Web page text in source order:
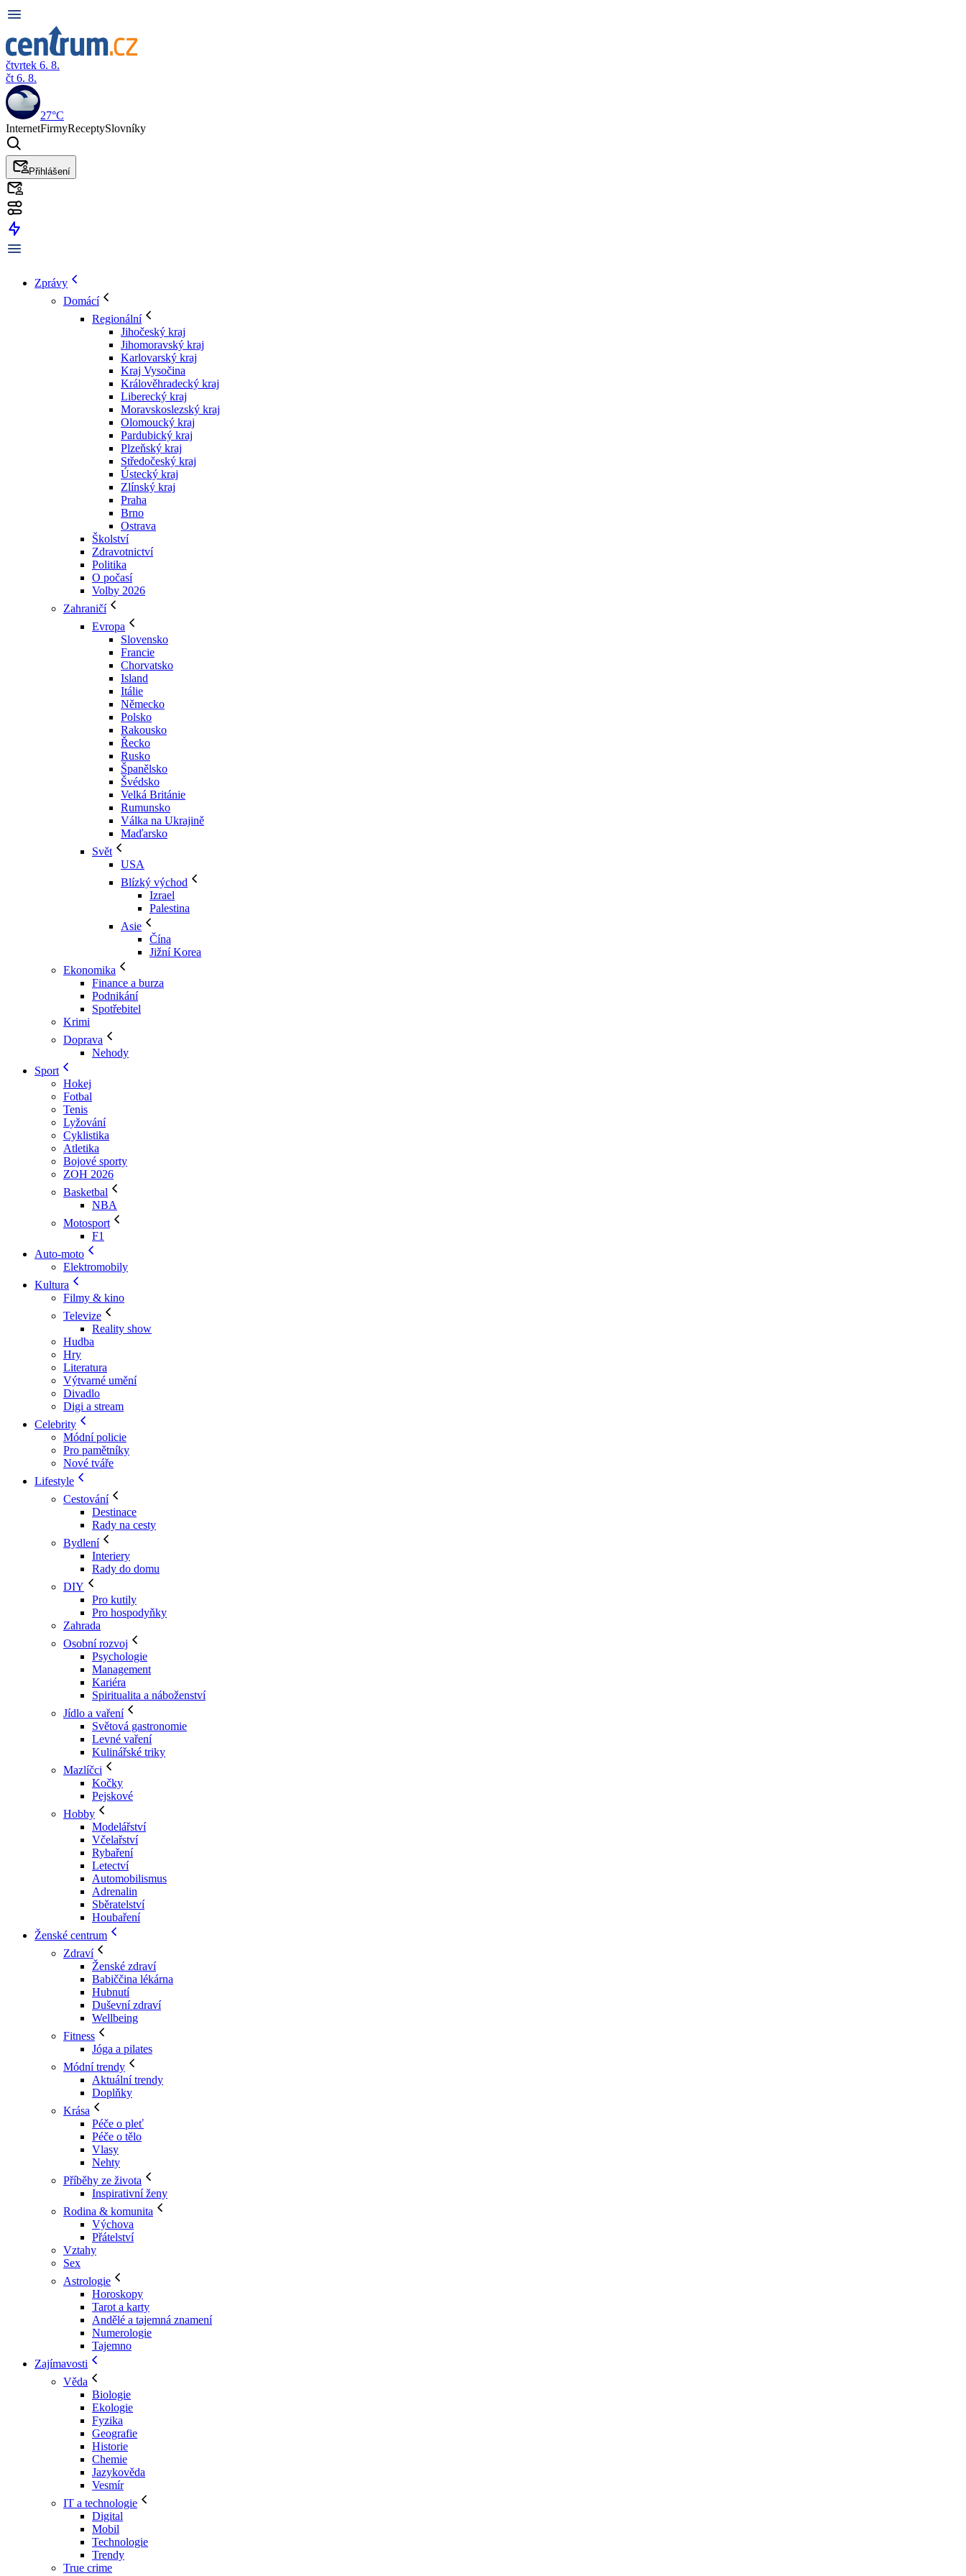
čtvrtek 6. 8.
čt 6. 8.
27°C
InternetFirmyReceptySlovníky
Přihlášení
Zprávy
Domácí
Regionální
Jihočeský kraj
Jihomoravský kraj
Karlovarský kraj
Kraj Vysočina
Králověhradecký kraj
Liberecký kraj
Moravskoslezský kraj
Olomoucký kraj
Pardubický kraj
Plzeňský kraj
Středočeský kraj
Ústecký kraj
Zlínský kraj
Praha
Brno
Ostrava
Školství
Zdravotnictví
Politika
O počasí
Volby 2026
Zahraničí
Evropa
Slovensko
Francie
Chorvatsko
Island
Itálie
Německo
Polsko
Rakousko
Řecko
Rusko
Španělsko
Švédsko
Velká Británie
Rumunsko
Válka na Ukrajině
Maďarsko
Svět
USA
Blízký východ
Izrael
Palestina
Asie
Čína
Jižní Korea
Ekonomika
Finance a burza
Podnikání
Spotřebitel
Krimi
Doprava
Nehody
Sport
Hokej
Fotbal
Tenis
Lyžování
Cyklistika
Atletika
Bojové sporty
ZOH 2026
Basketbal
NBA
Motosport
F1
Auto-moto
Elektromobily
Kultura
Filmy & kino
Televize
Reality show
Hudba
Hry
Literatura
Výtvarné umění
Divadlo
Digi a stream
Celebrity
Módní policie
Pro pamětníky
Nové tváře
Lifestyle
Cestování
Destinace
Rady na cesty
Bydlení
Interiery
Rady do domu
DIY
Pro kutily
Pro hospodyňky
Zahrada
Osobní rozvoj
Psychologie
Management
Kariéra
Spiritualita a náboženství
Jídlo a vaření
Světová gastronomie
Levné vaření
Kulinářské triky
Mazlíčci
Kočky
Pejskové
Hobby
Modelářství
Včelařství
Rybaření
Letectví
Automobilismus
Adrenalin
Sběratelství
Houbaření
Ženské centrum
Zdraví
Ženské zdraví
Babiččina lékárna
Hubnutí
Duševní zdraví
Wellbeing
Fitness
Jóga a pilates
Módní trendy
Aktuální trendy
Doplňky
Krása
Péče o pleť
Péče o tělo
Vlasy
Nehty
Příběhy ze života
Inspirativní ženy
Rodina & komunita
Výchova
Přátelství
Vztahy
Sex
Astrologie
Horoskopy
Tarot a karty
Andělé a tajemná znamení
Numerologie
Tajemno
Zajímavosti
Věda
Biologie
Ekologie
Fyzika
Geografie
Historie
Chemie
Jazykověda
Vesmír
IT a technologie
Digital
Mobil
Technologie
Trendy
True crime